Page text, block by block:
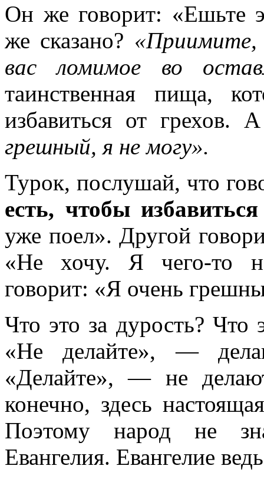
Он же говорит: «Ешьте
же сказано? «Приимите,
вас ломимое во
таинственная пища,
избавиться от
грешный, я не могу».
Турок, послушай, что
есть, чтобы
уже поел». Другой
«Не хочу. Я чего-то
говорит: «Я очень
Что это за дурость? Что
«Не делайте», —
«Делайте», — не
конечно, здесь
Поэтому народ не
Евангелия. Евангелие